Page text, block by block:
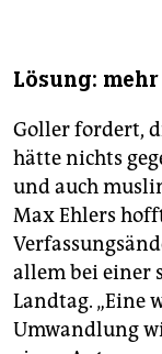
Lösung:
Goller fordert,
hätte nichts
und auch
Max Ehlers
allem bei einer
Landtag. „Eine
Umwandlung